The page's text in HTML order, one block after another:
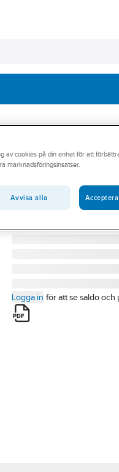
3M SPEEDGLAS
Svetskassett
SVETSKASSETT
Artikelnummer:
293873
7000000221
Logga in för att se saldo och
av cookies på din enhet för att
marknadsföringsinsatser.
Avvisa alla